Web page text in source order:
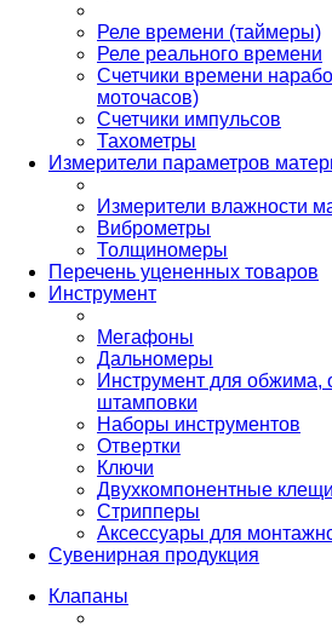
Реле времени (таймеры)
Реле реального времени
Счетчики времени
моточасов)
Счетчики импульсов
Тахометры
Измерители параметров
Измерители влажности
Виброметры
Толщиномеры
Перечень уцененных товаров
Инструмент
Мегафоны
Дальномеры
Инструмент для обжима,
штамповки
Наборы инструментов
Отвертки
Ключи
Двухкомпонентные клещи
Стрипперы
Аксессуары для
Сувенирная продукция
Клапаны